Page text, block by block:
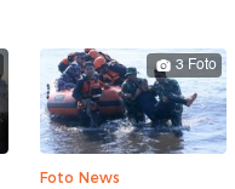
3 Foto
Foto News